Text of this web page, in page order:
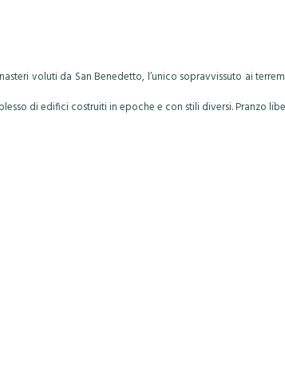
voluti da San Benedetto, l’unico sopravvissuto ai
di edifici costruiti in epoche e con stili diversi. Pranzo